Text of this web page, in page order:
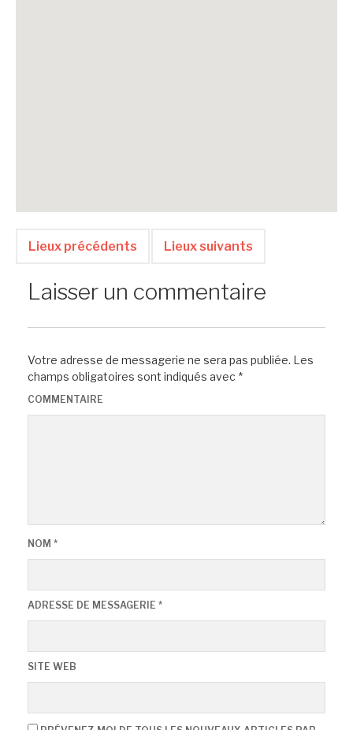
Lieux précédents Lieux suivants
Laisser un commentaire
Votre adresse de messagerie ne sera pas publiée. Les
champs obligatoires sont indiqués avec *
COMMENTAIRE
NOM *
ADRESSE DE MESSAGERIE *
SITE WEB